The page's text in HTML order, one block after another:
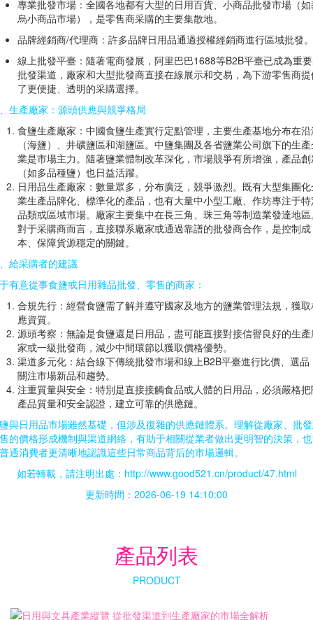
專業批發市場：全國各地都有大型的日用百貨、小商品批發市場（
烏小商品市場），是零售商采購的主要集散地。
品牌經銷商/代理商：許多品牌日用品通過授權經銷商進行區域批發。
線上批發平臺：隨著電商發展，阿里巴巴1688等B2B平臺已成為重
批發渠道，廠家和大型批發商直接在線展示和交易，為下游零售商
了更便捷、透明的采購選擇。
生產廠家：源頭供應與競爭格局
食鹽生產廠家：中國食鹽生產實行定點管理，主要生產基地分布在
（海鹽）、井礦鹽區和湖鹽區。中鹽集團及各省鹽業公司旗下的生
業是市場主力。隨著鹽業體制改革深化，市場競爭有所增強，產品
（如多品種鹽）也日益活躍。
日用品生產廠家：數量眾多，分布廣泛，競爭激烈。既有大型集團
業生產品牌化、標準化的產品，也有大量中小型工廠、作坊專注于
品類或區域市場。廠家主要集中在長三角、珠三角等制造業發達地
對于采購商而言，直接聯系廠家或通過靠譜的批發商合作，是控制成
本、保障貨源穩定的關鍵。
給采購者的建議
有意從事食鹽或日用雜品批發、零售的商家：
合規先行：經營食鹽需了解并遵守國家及地方的鹽業管理法規，獲
應資質。
源頭考察：無論是食鹽還是日用品，盡可能直接對接信譽良好的生
家或一級批發商，減少中間環節以獲取價格優勢。
渠道多元化：結合線下傳統批發市場和線上B2B平臺進行比價、選品
關注市場新品和趨勢。
注重質量與安全：特別是直接接觸食品或人體的日用品，必須嚴格
產品質量和安全認證，建立可靠的供應鏈。
與日用品市場雖然基礎，但涉及復雜的供應鏈體系。理解從廠家、批
的價格形成機制與渠道網絡，有助于相關從業者做出更明智的決策，
通消費者更清晰地認識這些日常商品背后的市場邏輯。
如若轉載，請注明出處：http://www.good521.cn/product/47.html
更新時間：2026-06-19 14:10:00
產品列表
PRODUCT